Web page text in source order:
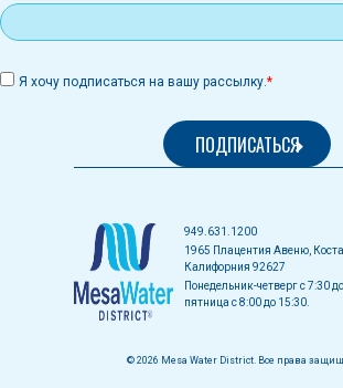
Я хочу подписаться на вашу рассылку.
949.631.1200
1965 Плацентия Авеню,
Калифорния 92627
Понедельник-четверг с 7:30
пятница с 8:00 до 15:30.
© 2026 Mesa Water District. Все права